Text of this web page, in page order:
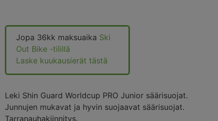
Jopa 36kk maksuaika Ski
Out Bike -tilillä
Laske kuukausierät tästä
Leki Shin Guard Worldcup PRO Junior säärisuojat.
Junnujen mukavat ja hyvin suojaavat säärisuojat.
Tarranauhakiinnitys.